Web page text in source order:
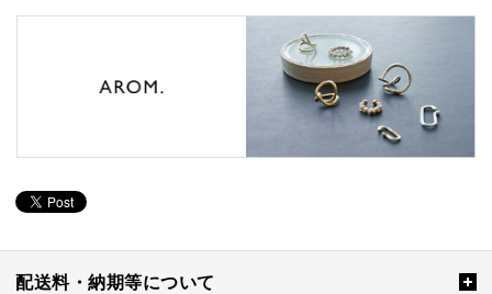
配送料・納期等について